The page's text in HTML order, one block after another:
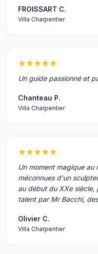
FROISSART C.
Villa Charpentier
Un guide passionné et
Chanteau P.
Villa Charpentier
Un moment magique
méconnues d'un
au début du XXe siècle,
talent par Mr Bacchi,
Olivier C.
Villa Charpentier